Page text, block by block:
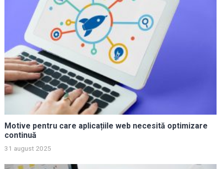
Motive pentru care aplicațiile web necesită optimizare
continuă
31 august 2025